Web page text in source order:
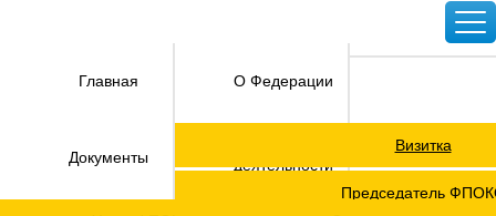
Главная О Федерации
Визитка
Председатель
Документы
деятельности